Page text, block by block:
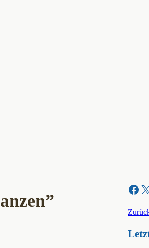
Facebook X